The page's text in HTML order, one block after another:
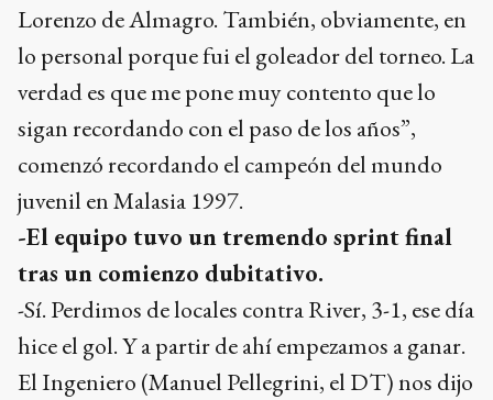
Lorenzo de Almagro. También, obviamente, en
lo personal porque fui el goleador del torneo. La
verdad es que me pone muy contento que lo
sigan recordando con el paso de los años”,
comenzó recordando el campeón del mundo
juvenil en Malasia 1997.
-El equipo tuvo un tremendo sprint final
tras un comienzo dubitativo.
-Sí. Perdimos de locales contra River, 3-1, ese día
hice el gol. Y a partir de ahí empezamos a ganar.
El Ingeniero (Manuel Pellegrini, el DT) nos dijo